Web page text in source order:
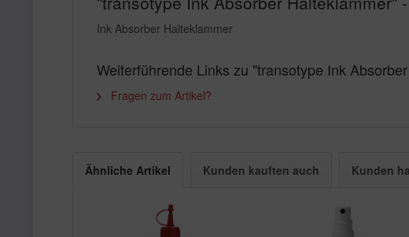
Ink Absorber Halteklammer
Weiterführende Links zu "transotype Ink
Fragen zum Artikel?
Ähnliche Artikel Kunden kauften auch Kunden